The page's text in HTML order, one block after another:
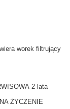
worek filtrujący
2 lata
ŻYCZENIE